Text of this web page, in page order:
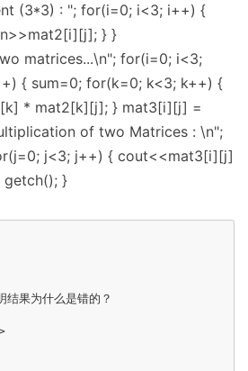
(3*3) : "; for(i=0; i<3; i++) {
} }
matrices...\n"; for(i=0; i<3;
{ sum=0; for(k=0; k<3; k++) {
* mat2[k][j]; } mat3[i][j] =
of two Matrices : \n";
j<3; j++) { cout<<mat3[i][j]
}
果为什么是错的？